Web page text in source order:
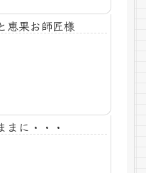
共同創造のパイプ
ょ、初遂行いたし
恵果お師匠様
まに・・・